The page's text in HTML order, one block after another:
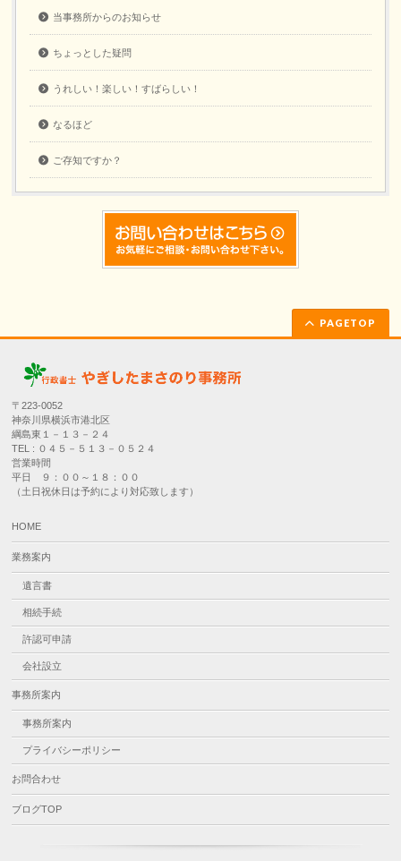
当事務所からのお知らせ
ちょっとした疑問
うれしい！楽しい！すばらしい！
なるほど
ご存知ですか？
PAGETOP
〒223-0052
神奈川県横浜市港北区
綱島東１－１３－２４
TEL : ０４５－５１３－０５２４
営業時間
平日 ９：００～１８：００
（土日祝休日は予約により対応致します）
HOME
業務案内
遺言書
相続手続
許認可申請
会社設立
事務所案内
事務所案内
プライバシーポリシー
お問合わせ
ブログTOP